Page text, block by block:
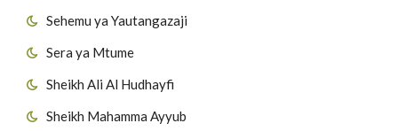
Sehemu ya Yautangazaji
Sera ya Mtume
Sheikh Ali Al Hudhayfi
Sheikh Mahamma Ayyub